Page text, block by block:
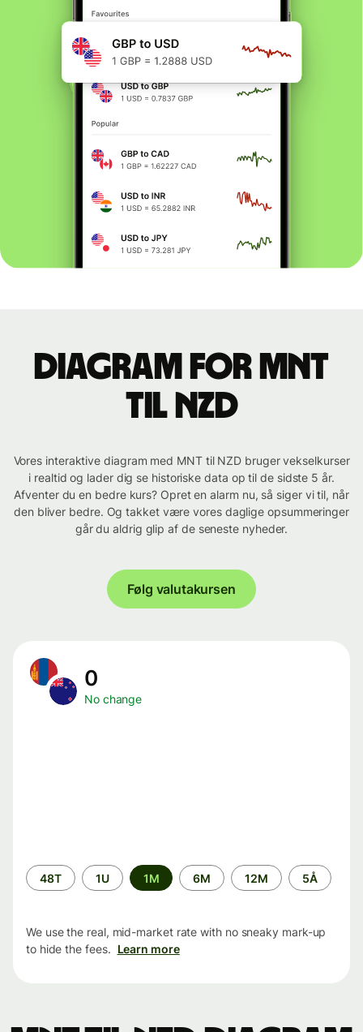
Diagram for MNT
til NZD
Vores interaktive diagram med MNT til NZD bruger vekselkurser
i realtid og lader dig se historiske data op til de sidste 5 år.
Afventer du en bedre kurs? Opret en alarm nu, så siger vi til, når
den bliver bedre. Og takket være vores daglige opsummeringer
går du aldrig glip af de seneste nyheder.
Følg valutakursen
0
No change
Time
period
48T 1U 1M 6M 12M 5Å
We use the real, mid-market rate with no sneaky mark-up
to hide the fees. Learn more